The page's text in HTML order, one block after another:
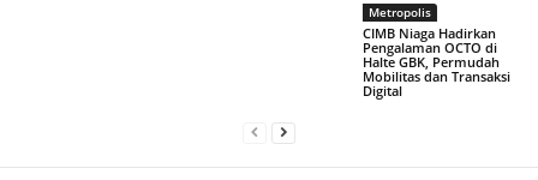
Metropolis
CIMB Niaga Hadirkan
Pengalaman OCTO di
Halte GBK, Permudah
Mobilitas dan Transaksi
Digital